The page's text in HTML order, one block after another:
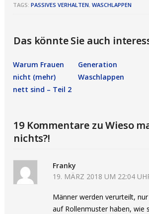
TAGS:PASSIVES VERHALTEN,WASCHLAPPEN
Das könnte Sie auch
Warum Frauen
nicht (mehr)
nett sind – Teil 2
Generation
Waschlappen
19 Kommentare zu Wieso
nichts?!
Franky
19. MÄRZ 2018 UM 22:04
Männer werden verurteilt, nur
auf Rollenmuster haben, wie